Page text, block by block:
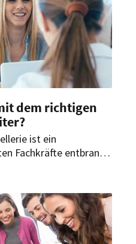
dem richtigen
ist ein
Fachkräfte entbrannt: